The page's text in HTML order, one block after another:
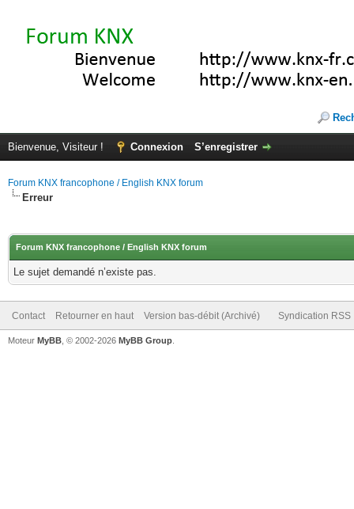
Bienvenue, Visiteur ! Connexion S’enregistrer
Forum KNX francophone / English KNX forum
Erreur
Forum KNX francophone / English KNX forum
Le sujet demandé n’existe pas.
Contact Retourner en haut Version bas-débit (Archivé) Syndication RSS
Moteur MyBB , © 2002-2026 MyBB Group